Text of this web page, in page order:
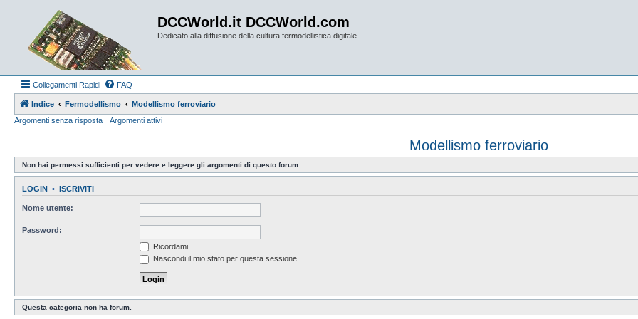
DCCWorld.it DCCWorld.com
Dedicato alla diffusione della cultura fermodellistica digitale.
Collegamenti Rapidi FAQ
Indice Fermodellismo
Modellismo ferroviario
Argomenti senza risposta
Argomenti attivi
Modellismo ferroviario
Non hai permessi sufficienti per vedere e leggere gli argomenti di questo forum.
LOGIN • ISCRIVITI
Nome utente:
Password:
Ricordami
Nascondi il mio stato per questa sessione
Questa categoria non ha forum.